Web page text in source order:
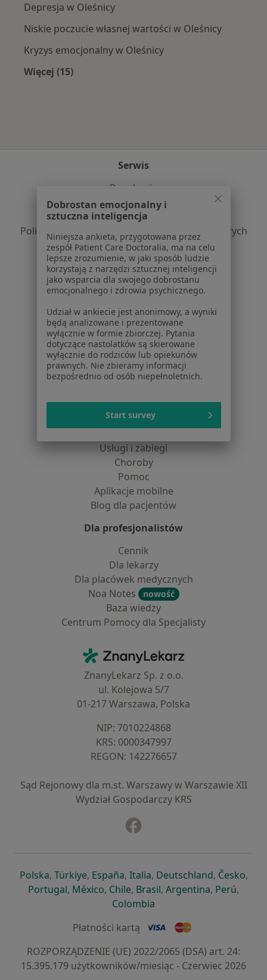
Depresja w Oleśnicy
Niskie poczucie własnej wartości w Oleśnicy
Kryzys emocjonalny w Oleśnicy
Więcej (15)
Serwis
Regulamin
Polityka prywatności pacjentów
Polityka prywatności profesjonalistów
Polityka prywatności dla profesjonalistów, których
dane pozyskaliśmy samodzielnie
Polityka cookies
Jak działają wyniki wyszukiwania
Dostępność
Praca Rekrutujemy!
Partnerzy
Centrum prasowe
Kontakt
Dla pacjentów
Lekarze
Placówki medyczne
Usługi i zabiegi
Choroby
Pomoc
Aplikacje mobilne
Blog dla pacjentów
Dla profesjonalistów
Cennik
Dla lekarzy
Dla placówek medycznych
Noa Notes
nowość
Baza wiedzy
Centrum Pomocy dla Specjalisty
ZnanyLekarz - Strona główna
ZnanyLekarz Sp. z o.o.
ul. Kolejowa 5/7
01-217 Warszawa, Polska
NIP: ⁠7010224868
KRS: ⁠0000347997
REGON: ⁠142276657
Sąd Rejonowy dla m.st. Warszawy w Warszawie XII
Wydział Gospodarczy KRS
Polskaotwiera się w nowej karcie
, Türkiyeotwiera się w nowej karcie
, Españaotwiera się w nowej karcie
, Italiaotwiera się w nowej
, Deutschlandotwiera się
, Česko,
Portugalotwiera się w nowej karcie
, Méxicootwiera się w nowej karcie
, Chileotwiera się w nowej karcie
, Brasilotwiera się w nowej
, Argentinaotwiera się
, Perú,
Colombia
Płatności kartą
ROZPORZĄDZENIE (UE) 2022/2065 (DSA) art. 24:
15.395.179 użytkowników/miesiąc - Czerwiec 2026
Dobrostan emocjonalny i
sztuczna inteligencja
Niniejsza ankieta, przygotowana przez
zespół Patient Care Doctoralia, ma na celu
lepsze zrozumienie, w jaki sposób ludzie
korzystają z narzędzi sztucznej inteligencji
jako wsparcia dla swojego dobrostanu
emocjonalnego i zdrowia psychicznego.
Udział w ankiecie jest anonimowy, a wyniki
będą analizowane i prezentowane
wyłącznie w formie zbiorczej. Pytania
dotyczące nastolatków są skierowane
wyłącznie do rodziców lub opiekunów
prawnych. Nie zbieramy informacji
bezpośrednio od osób niepełnoletnich.
Start survey